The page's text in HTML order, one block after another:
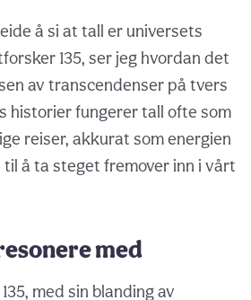
å si at tall er universets
135, ser jeg hvordan det
av transcendenser på tvers
historier fungerer tall ofte som
reiser, akkurat som energien
til å ta steget fremover inn i vårt
med
med sin blanding av